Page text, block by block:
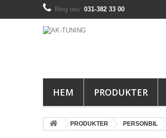
Ring oss: 031-382 33 00
HEM PRODUKTER
PRODUKTER PERSONBIL